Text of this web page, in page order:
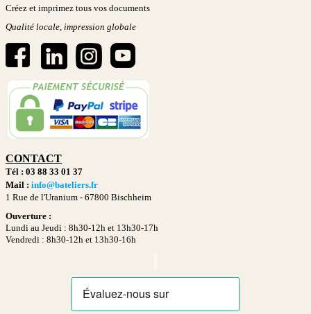
Créez et imprimez tous vos documents
Qualité locale, impression globale
CONTACT
Tél : 03 88 33 01 37
Mail : info@bateliers.fr
1 Rue de l'Uranium - 67800 Bischheim
Ouverture :
Lundi au Jeudi : 8h30-12h et 13h30-17h
Vendredi : 8h30-12h et 13h30-16h